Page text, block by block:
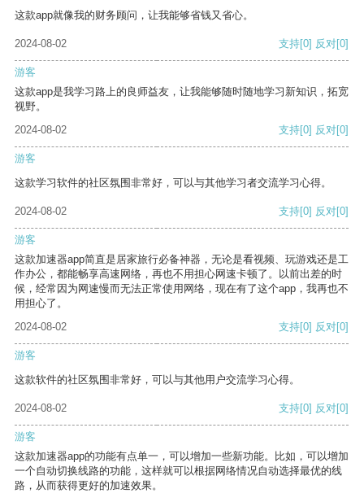
这款app就像我的财务顾问，让我能够省钱又省心。
2024-08-02 支持[0] 反对[0]
游客
这款app是我学习路上的良师益友，让我能够随时随地学习新知识，拓宽
视野。
2024-08-02
支持[0] 反对[0]
游客
这款学习软件的社区氛围非常好，可以与其他学习者交流学习心得。
2024-08-02 支持[0] 反对[0]
游客
这款加速器app简直是居家旅行必备神器，无论是看视频、玩游戏还是工
作办公，都能畅享高速网络，再也不用担心网速卡顿了。以前出差的时
候，经常因为网速慢而无法正常使用网络，现在有了这个app，我再也不
用担心了。
2024-08-02
支持[0] 反对[0]
游客
这款软件的社区氛围非常好，可以与其他用户交流学习心得。
2024-08-02 支持[0] 反对[0]
游客
这款加速器app的功能有点单一，可以增加一些新功能。比如，可以增加
一个自动切换线路的功能，这样就可以根据网络情况自动选择最优的线
路，从而获得更好的加速效果。